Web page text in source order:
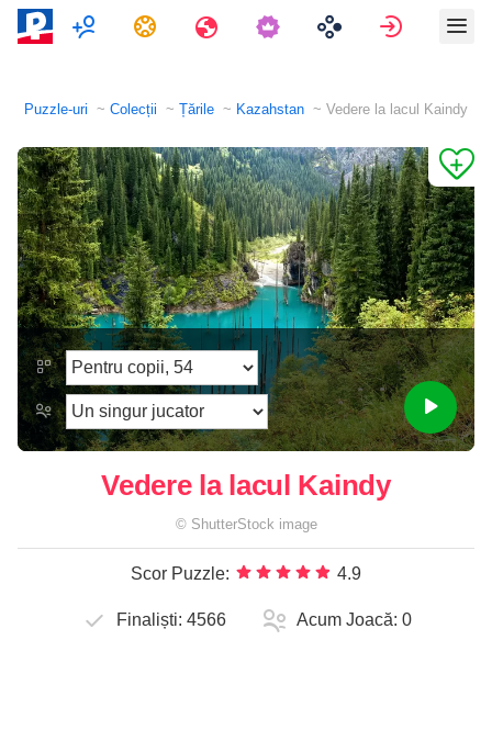
Mai mulți jucători
Sarcini Călătorii
Puzzle-uri Colecții Țările Kazahstan Vedere la lacul Kaindy
Vedere la lacul Kaindy
© ShutterStock image
Scor Puzzle: 4.9
Finaliști: 4566 Acum Joacă: 0